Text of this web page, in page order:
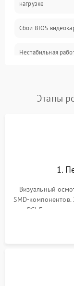
Электропитание
ПО
Электронные
Общие поломки
Механические
нагрузке
Сбои BIOS
Нестабильная
Этапы
1.
Визуальный
SMD-
PCI-E и
короткое